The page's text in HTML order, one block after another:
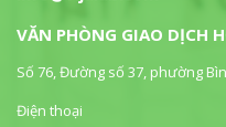
VĂN PHÒNG GIAO DỊCH
Số 76, Đường số 37, phường
Điện thoại